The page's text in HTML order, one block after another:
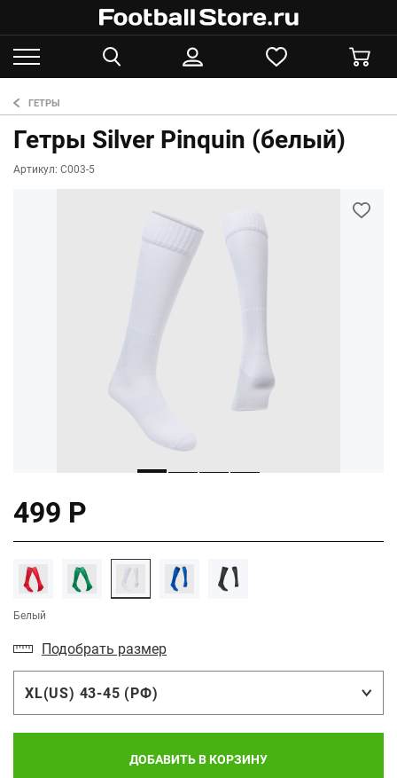
ГЕТРЫ
Гетры Silver Pinquin (белый)
Артикул: С003-5
499 Р
Белый
Подобрать размер
XL(US) 43-45 (РФ)
ДОБАВИТЬ В КОРЗИНУ